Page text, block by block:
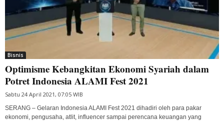
Bisnis
Optimisme Kebangkitan Ekonomi Syariah dalam
Potret Indonesia ALAMI Fest 2021
Sabtu 24 April 2021, 07:05 WIB
SERANG – Gelaran Indonesia ALAMI Fest 2021 dihadiri oleh para pakar
ekonomi, pengusaha, atlit, influencer sampai perencana keuangan yang